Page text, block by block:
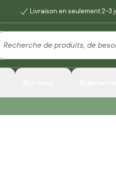
Livraison en seulement 2-3